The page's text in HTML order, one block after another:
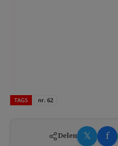
TAGS nr. 62
Delen 𝕏 f